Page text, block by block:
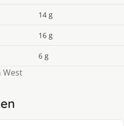
14 g
16 g
6 g
West